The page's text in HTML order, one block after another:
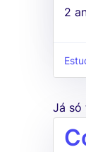
2
Já só